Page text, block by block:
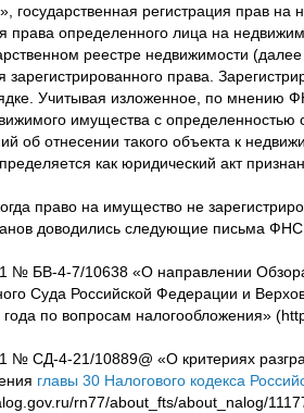
государственная регистрация прав
права определенного лица на
реестре недвижимости
зарегистрированного права.
Учитывая изложенное, по мнению
имущества с определенностью
об отнесении такого объекта к
как юридический акт
право на имущество не
доводились следующие письма ФНС
№ БВ-4-7/10638 «О направлении
Суда Российской Федерации и
года по вопросам налогообложения»
№ СД-4-21/10889@ «О критериях
главы 30 Налогового кодекса
rn77/about_fts/about_nalog/